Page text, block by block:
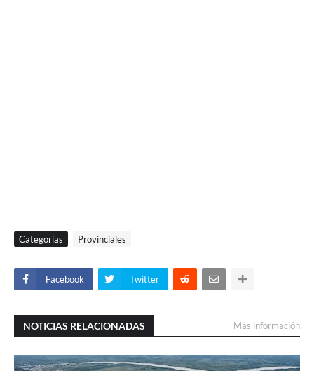
Categorías Provinciales
Facebook Twitter
NOTICIAS RELACIONADAS Más información